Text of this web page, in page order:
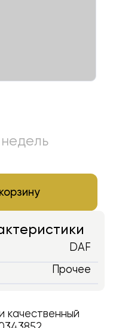
DAF
Прочее
качественный